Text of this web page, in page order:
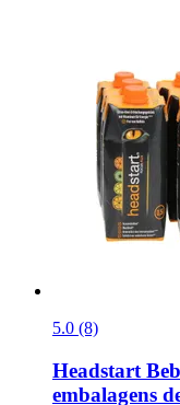
5.0 (8)
Headstart
embalagens